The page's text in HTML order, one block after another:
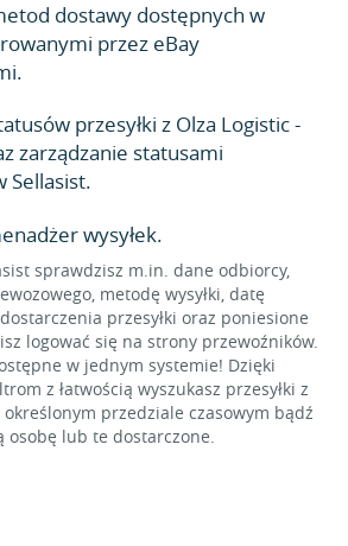
dostawy dostępnych w
przez eBay
przesyłki z Olza Logistic -
zarządzanie statusami
Sellasist.
wysyłek.
sprawdzisz m.in. dane odbiorcy,
metodę wysyłki, datę
przesyłki oraz poniesione
logować się na strony przewoźników.
w jednym systemie! Dzięki
z łatwością wyszukasz przesyłki z
określonym przedziale czasowym bądź
osobę lub te dostarczone.